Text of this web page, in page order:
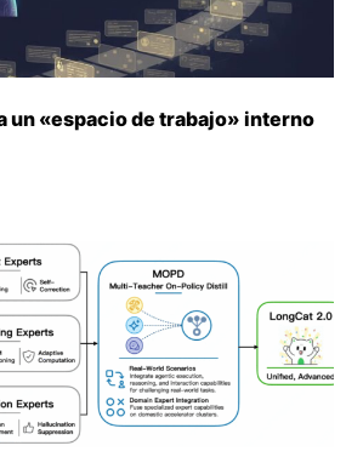
«espacio de trabajo» interno